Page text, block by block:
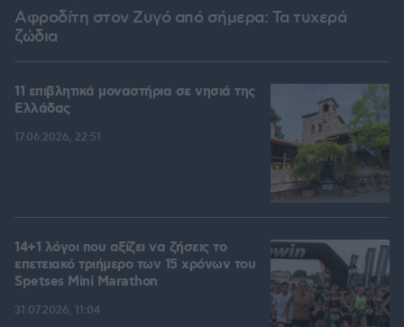
Αφροδίτη στον Ζυγό από σήμερα: Τα τυχερά
ζώδια
11 επιβλητικά μοναστήρια σε νησιά της
Ελλάδας
17.06.2026, 22:51
14+1 λόγοι που αξίζει να ζήσεις το
επετειακό τριήμερο των 15 χρόνων του
Spetses Mini Marathon
31.07.2026, 11:04